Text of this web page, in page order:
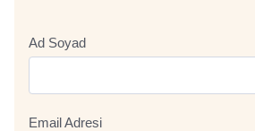
Ad Soyad
Email Adresi